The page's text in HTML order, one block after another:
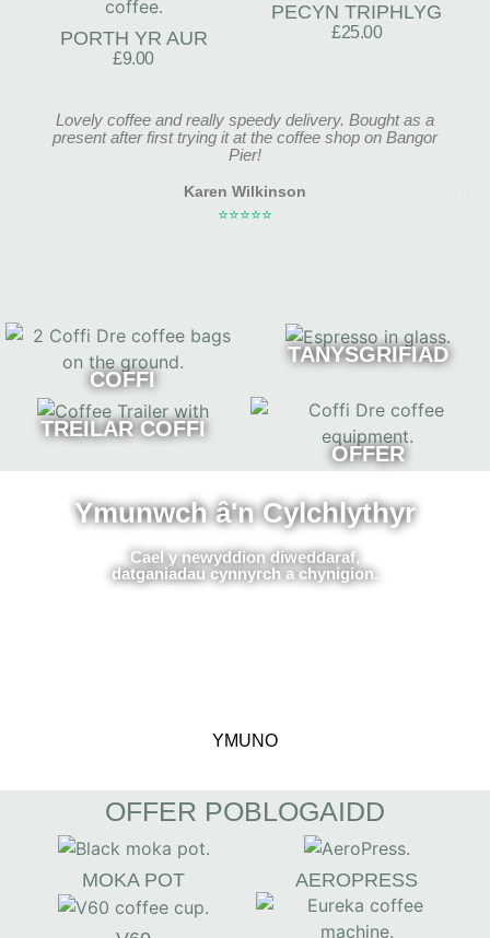
PORTH YR AUR
£9.00
PECYN TRIPHLYG
£25.00
Lovely coffee and really speedy delivery. Bought as a
present after first trying it at the coffee shop on Bangor
Pier!
Karen Wilkinson
⭐⭐⭐⭐⭐
COFFI
TANYSGRIFIAD
TREILAR COFFI
OFFER
Ymunwch â'n Cylchlythyr
Cael y newyddion diweddaraf,
datganiadau cynnyrch a chynigion.
YMUNO
OFFER POBLOGAIDD
MOKA POT AEROPRESS